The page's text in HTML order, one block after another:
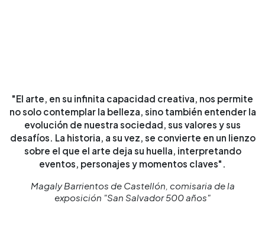
"El arte, en su infinita capacidad creativa, nos permite
no solo contemplar la belleza, sino también entender la
evolución de nuestra sociedad, sus valores y sus
desafíos. La historia, a su vez, se convierte en un lienzo
sobre el que el arte deja su huella, interpretando
eventos, personajes y momentos claves".
Magaly Barrientos de Castellón, comisaria de la
exposición "San Salvador 500 años"